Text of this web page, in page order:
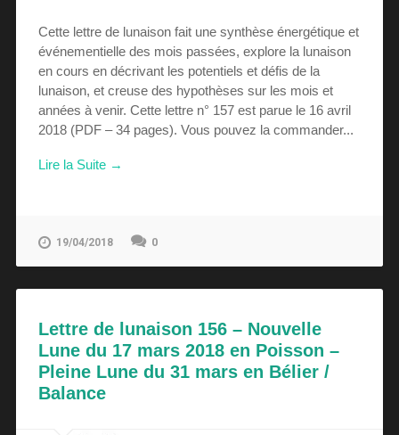
Cette lettre de lunaison fait une synthèse énergétique et
événementielle des mois passées, explore la lunaison
en cours en décrivant les potentiels et défis de la
lunaison, et creuse des hypothèses sur les mois et
années à venir. Cette lettre n° 157 est parue le 16 avril
2018 (PDF – 34 pages). Vous pouvez la commander...
Lire la Suite →
19/04/2018 0
Lettre de lunaison 156 – Nouvelle
Lune du 17 mars 2018 en Poisson –
Pleine Lune du 31 mars en Bélier /
Balance